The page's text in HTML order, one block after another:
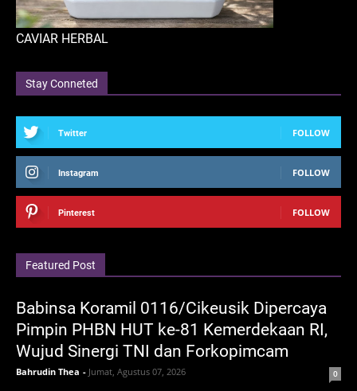
CAVIAR HERBAL
Stay Conneted
Twitter FOLLOW
Instagram FOLLOW
Pinterest FOLLOW
Featured Post
Babinsa Koramil 0116/Cikeusik Dipercaya
Pimpin PHBN HUT ke-81 Kemerdekaan RI,
Wujud Sinergi TNI dan Forkopimcam
Bahrudin Thea - Jumat, Agustus 07, 2026 0